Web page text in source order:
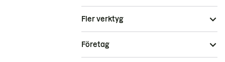
Fler verktyg
Företag